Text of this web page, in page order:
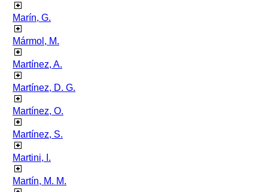
Marín, G.
Mármol, M.
Martínez, A.
Martínez, D. G.
Martínez, O.
Martínez, S.
Martini, I.
Martín, M. M.